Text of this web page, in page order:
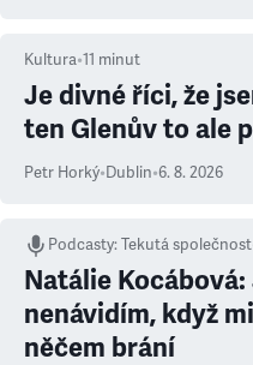
Kultura•11 minut
Je divné říci, že
ten Glenův to ale
Petr Horký•Dublin•6. 8. 2026
Podcasty:Tekutá společnost
Natálie
nenávidím, když
něčem brání